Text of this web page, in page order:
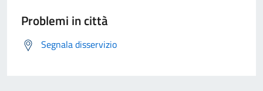
Problemi in città
Segnala disservizio